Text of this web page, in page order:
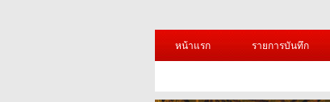
หน้าแรก
รายการบันทึก